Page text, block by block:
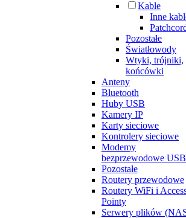
Kable
Inne
Pozostałe
Światłowody
Wtyki, trójniki,
końcówki
Anteny
Bluetooth
Huby USB
Kamery IP
Karty sieciowe
Kontrolery sieciowe
Modemy
bezprzewodowe USB
Pozostałe
Routery przewodowe
Routery WiFi i
Pointy
Serwery plików